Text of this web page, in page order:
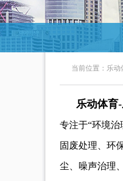
当前位置： 乐动
乐动体育
专注于“环境
固废处理、环
尘、噪声治理